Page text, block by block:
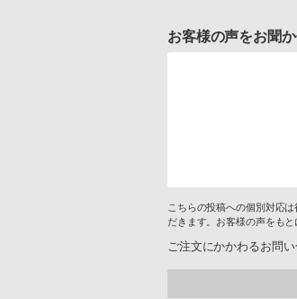
お客様の声をお聞
こちらの投稿への個別対応
だきます。お客様の声をも
ご注文にかかわるお問